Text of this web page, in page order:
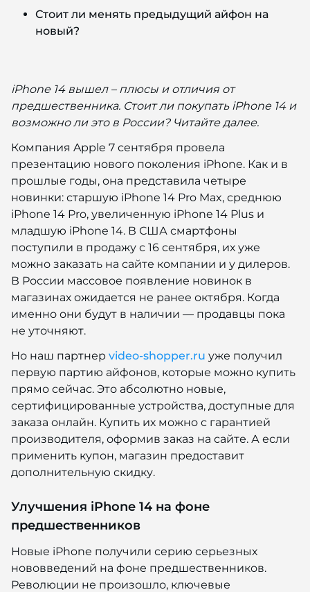
Стоит ли менять предыдущий айфон на
новый?
iPhone 14 вышел – плюсы и отличия от
предшественника. Стоит ли покупать iPhone 14 и
возможно ли это в России? Читайте далее.
Компания Apple 7 сентября провела
презентацию нового поколения iPhone. Как и в
прошлые годы, она представила четыре
новинки: старшую iPhone 14 Pro Max, среднюю
iPhone 14 Pro, увеличенную iPhone 14 Plus и
младшую iPhone 14. В США смартфоны
поступили в продажу с 16 сентября, их уже
можно заказать на сайте компании и у дилеров.
В России массовое появление новинок в
магазинах ожидается не ранее октября. Когда
именно они будут в наличии — продавцы пока
не уточняют.
Но наш партнер video-shopper.ru уже получил
первую партию айфонов, которые можно купить
прямо сейчас. Это абсолютно новые,
сертифицированные устройства, доступные для
заказа онлайн. Купить их можно с гарантией
производителя, оформив заказ на сайте. А если
применить купон, магазин предоставит
дополнительную скидку.
Улучшения iPhone 14 на фоне
предшественников
Новые iPhone получили серию серьезных
нововведений на фоне предшественников.
Революции не произошло, ключевые